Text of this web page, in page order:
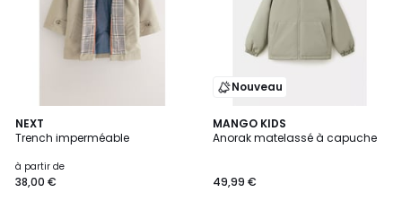
NEXT
Trench imperméable
à partir de
38,00 €
Nouveau
MANGO KIDS
Anorak matelassé à capuche
49,99 €